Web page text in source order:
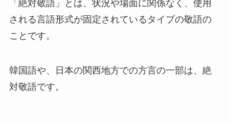
「絶対敬語」 とは、 状況や場面に関係なく、使用
される言語形式が固定されているタイプの敬語の
ことです。
韓国語や、日本の関西地方での方言の一部は、絶
対敬語です。